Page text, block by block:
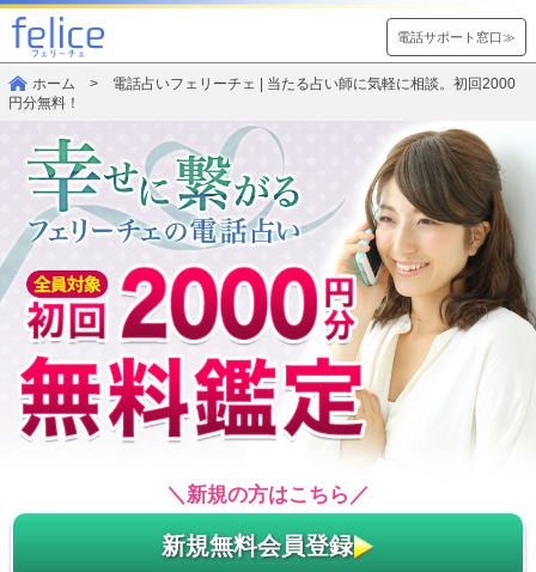
電話サポート窓口≫
ホーム > 電話占いフェリーチェ | 当たる占い師に気軽に相談。初回2000
円分無料！
＼新規の方はこちら／
新規無料会員登録